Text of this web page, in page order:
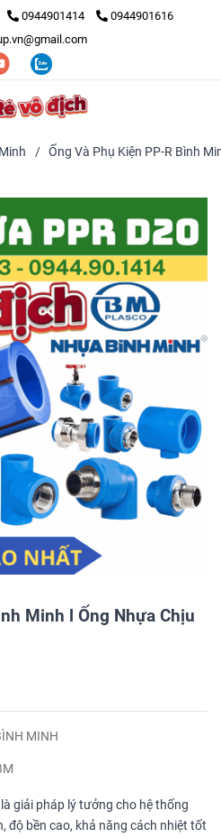
0944901414
0944901616
/ Ống Và Phụ Kiện PP-R Bình
Minh l Ống Nhựa Chịu
MINH
giải pháp lý tưởng cho hệ thống
độ bền cao, khả năng cách nhiệt tốt